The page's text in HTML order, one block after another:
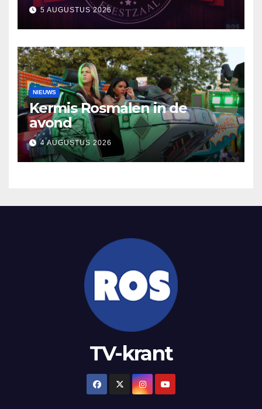
5 AUGUSTUS 2026
NIEUWS
Kermis Rosmalen in de
avond
4 AUGUSTUS 2026
TV-krant